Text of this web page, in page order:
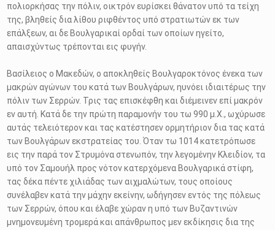
πολιορκήσας την πόλιν, οικτρόν ευρίσκει θάνατον υπό τα τείχη
της, βληθείς δια λίθου ριφθέντος υπό στρατιωτών εκ των
επάλξεων, αι δε Βουλγαρικαί ορδαί των οποίων ηγείτο,
απαισχύντως τρέπονται εις φυγήν.
Βασίλειος ο Μακεδών, ο αποκληθείς Βουλγαροκτόνος ένεκα των
μακρών αγώνων του κατά των Βουλγάρων, ηυνόει ιδιαιτέρως την
πόλιν των Σερρών. Τρις τας επισκέφθη και διέμεινεν επί μακρόν
εν αυτή. Κατά δε την πρώτη παραμονήν του τω 990 μ.Χ., ωχύρωσε
αυτάς τελειότερον και τας κατέστησεν ορμητήριον δια τας κατά
των Βουλγάρων εκστρατείας του. Όταν τω 1014 κατετρόπωσε
εις την παρά τον Στρυμόνα στενωπόν, την λεγομένην Κλειδίον, τα
υπό τον Σαμουήλ προς νότον κατερχόμενα Βουλγαρικά στίφη,
τας δέκα πέντε χιλιάδας των αιχμαλώτων, τους οποίους
συνέλαβεν κατά την μάχην εκείνην, ωδήγησεν εντός της πόλεως
των Σερρών, όπου και έλαβε χώραν η υπό των Βυζαντινών
μνημονευμένη τρομερά και απάνθρωπος μεν εκδίκησις δια της